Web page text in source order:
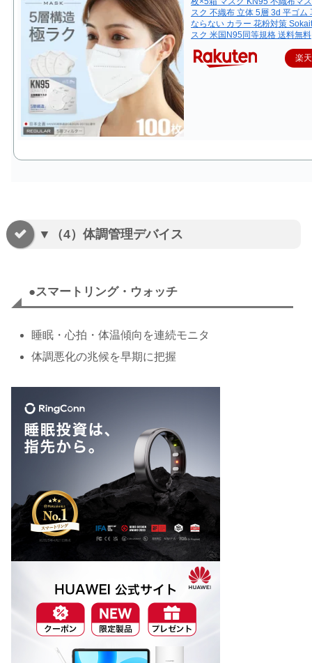
スク 不織布 立体 5層 3d 平ゴム
ならない カラー 花粉対策
スク 米国N95同等規格 送料無料
楽
▼（4）体調管理デバイス
●スマートリング・ウォッチ
睡眠・心拍・体温傾向を連続モニタ
体調悪化の兆候を早期に把握